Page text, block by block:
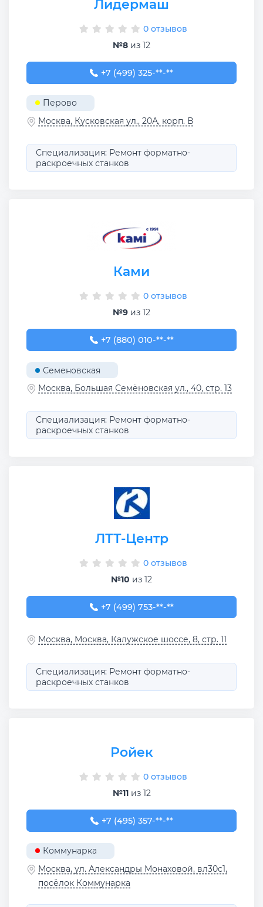
Лидермаш
0 отзывов
№8 из 12
+7 (499) 325-30-68
+7 (499) 325-**-**
Перово
Москва, Кусковская ул., 20А, корп. В
Специализация: Ремонт форматно-
раскроечных станков
Ками
0 отзывов
№9 из 12
+7 (880) 010-00-11
+7 (880) 010-**-**
Семеновская
Москва, Большая Семёновская ул., 40, стр. 13
Специализация: Ремонт форматно-
раскроечных станков
ЛТТ-Центр
0 отзывов
№10 из 12
+7 (499) 753-18-92
+7 (499) 753-**-**
Москва, Москва, Калужское шоссе, 8, стр. 11
Специализация: Ремонт форматно-
раскроечных станков
Ройек
0 отзывов
№11из 12
+7 (495) 357-40-10
+7 (495) 357-**-**
Коммунарка
Москва, ул. Александры Монаховой, вл30с1,
посёлок Коммунарка